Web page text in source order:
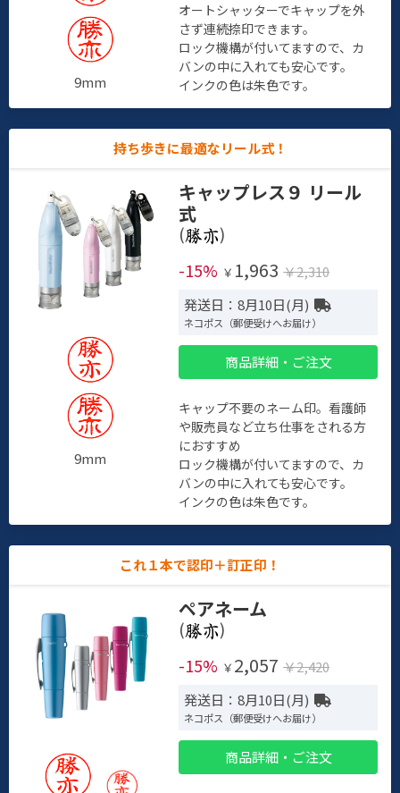
9mm
オートシャッターでキャップを外
さず連続捺印できます。
ロック機構が付いてますので、カ
バンの中に入れても安心です。
インクの色は朱色です。
持ち歩きに最適なリール式！
9mm
キャップレス９ リール
式
(
)
-15% ￥ 1,963 ￥2,310
発送日：8月10日(月)
ネコポス（郵便受けへお届け）
商品詳細・ご注文
キャップ不要のネーム印。看護師
や販売員など立ち仕事をされる方
におすすめ
ロック機構が付いてますので、カ
バンの中に入れても安心です。
インクの色は朱色です。
これ１本で認印＋訂正印！
ペアネーム
(
)
-15% ￥ 2,057 ￥2,420
発送日：8月10日(月)
ネコポス（郵便受けへお届け）
商品詳細・ご注文